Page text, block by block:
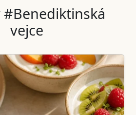
#Benediktinská
vejce